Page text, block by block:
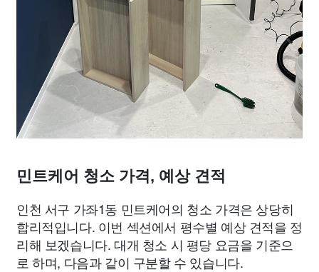
민트케어 청소 가격, 예상 견적
인천 서구 가좌1동 민트케어의 청소 가격은 상당히
합리적입니다. 이번 섹션에서 평수별 예상 견적을 정
리해 보겠습니다. 대개 청소 시 평당 요금을 기준으
로 하며, 다음과 같이 구분할 수 있습니다.